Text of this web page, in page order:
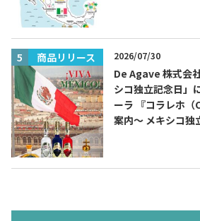
テキーラのつくり方
テキーラの飲み方
メキシコ料理 メキシ
メキシコの記念日
イベント一覧
テキ
商品リリース 2026/07/30
De Agave 株式会
シコ独立記念日」
ーラ 『コラレホ
案内〜 メキシコ独